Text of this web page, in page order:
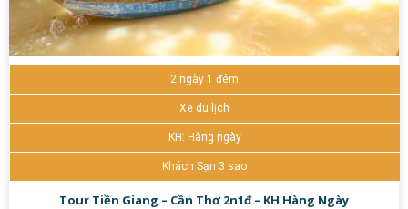
2 ngày 1 đêm
Xe du lịch
KH: Hàng ngày
Khách Sạn 3 sao
Tour Tiền Giang – Cần Thơ 2n1đ – KH Hàng Ngày